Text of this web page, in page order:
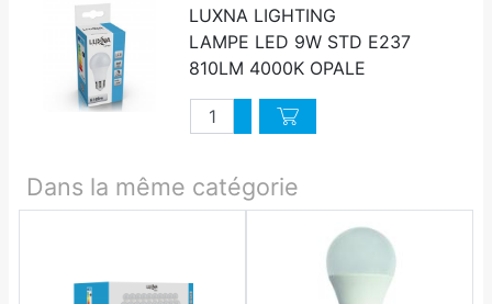
LUXNA LIGHTING
LAMPE LED 9W STD E237
810LM 4000K OPALE
QuantitéAugmenter quantité
Diminuer quantité
Dans la même catégorie